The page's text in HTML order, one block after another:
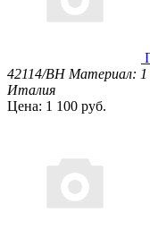
42114/BH Материал: 1
Италия
Цена: 1 100 руб.